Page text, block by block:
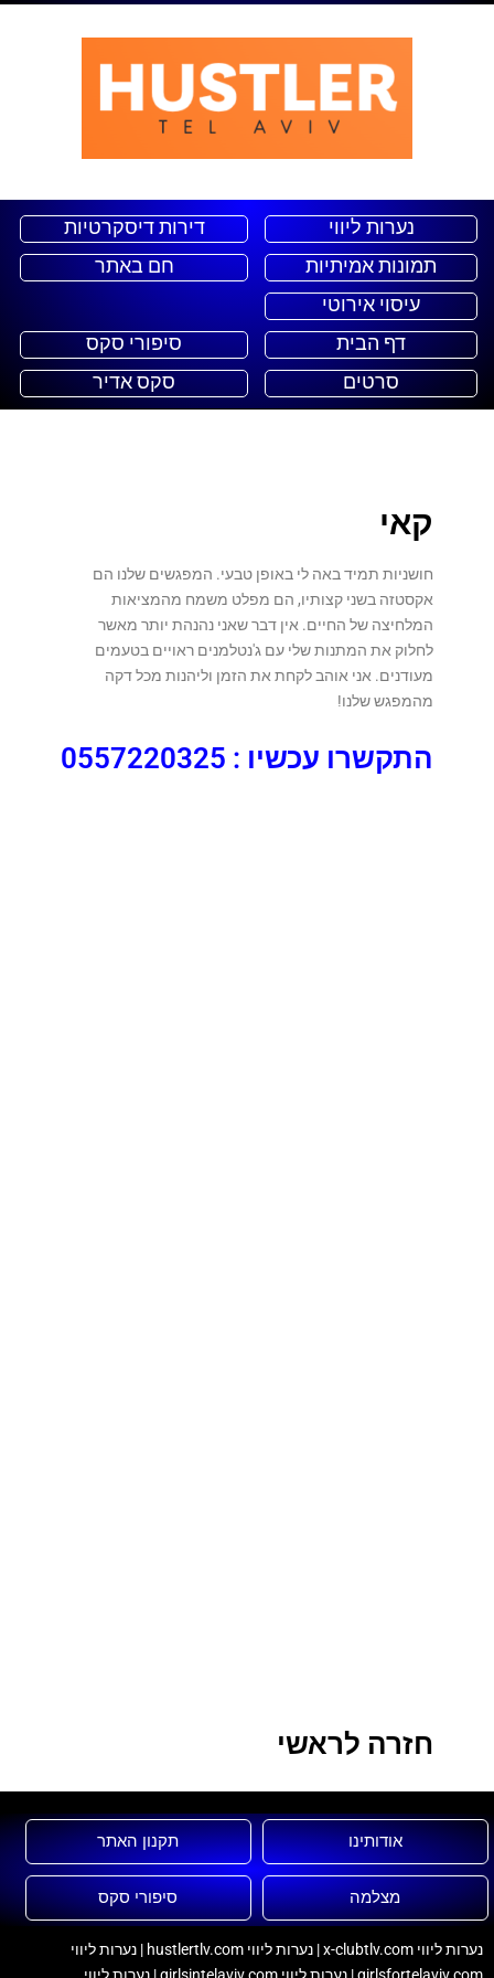
נערות ליווי
דירות דיסקרטיות
תמונות אמיתיות
חם באתר
עיסוי אירוטי
דף הבית
סיפורי סקס
סרטים
סקס אדיר
קאי
חושניות תמיד באה לי באופן טבעי. המפגשים שלנו הם
אקסטזה בשני קצותיו, הם מפלט משמח מהמציאות
המלחיצה של החיים. אין דבר שאני נהנהת יותר מאשר
לחלוק את המתנות שלי עם ג'נטלמנים ראויים בטעמים
מעודנים. אני אוהב לקחת את הזמן וליהנות מכל דקה
מהמפגש שלנו!
התקשרו עכשיו : 0557220325
חזרה לראשי
אודותינו תקנון האתר
מצלמה סיפורי סקס
נערות ליווי x-clubtlv.com | נערות ליווי hustlertlv.com | נערות ליווי